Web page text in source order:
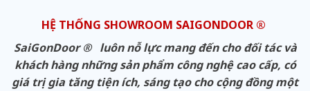
HỆ THỐNG SHOWROOM SAIGONDOOR ®
SaiGonDoor ® luôn nỗ lực mang đến cho đối tác và
khách hàng những sản phẩm công nghệ cao cấp, có
giá trị gia tăng tiện ích, sáng tạo cho cộng đồng một